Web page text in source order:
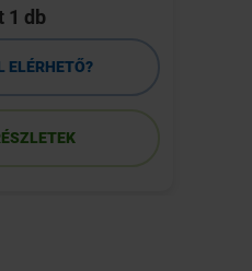
1 db
ELÉRHETŐ?